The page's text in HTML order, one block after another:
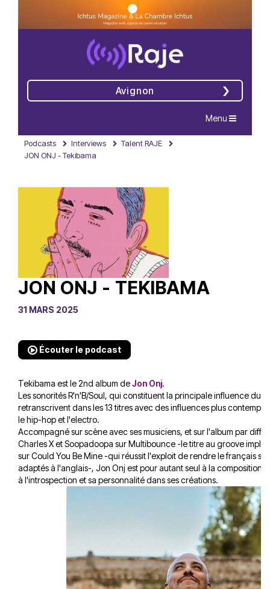
Avignon
Navigation
Menu
Podcasts Interviews
Talent RAJE
JON ONJ - Tekibama
JON ONJ - TEKIBAMA
31 MARS 2025
Écouter le podcast
Tekibama est le 2nd album deJon Onj.
Les sonorités R'n'B/Soul, qui constituent la principale influence du
retranscrivent dans les 13 titres avec des influences plus
le hip-hop et l'electro.
Accompagné sur scène avec ses musiciens, et sur l'album par
Charles X et Soopadoopa sur Multibounce -le titre au groove
sur Could You Be Mine -qui réussit l'exploit de rendre le français
adaptés à l'anglais-, Jon Onj est pour autant seul à la composition,
à l'introspection et sa personnalité dans ses créations.